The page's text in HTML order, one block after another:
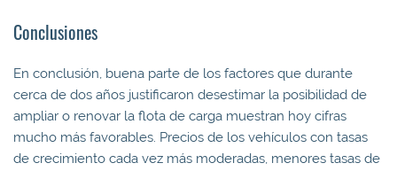
Conclusiones
En conclusión, buena parte de los factores que durante
cerca de dos años justificaron desestimar la posibilidad de
ampliar o renovar la flota de carga muestran hoy cifras
mucho más favorables. Precios de los vehículos con tasas
de crecimiento cada vez más moderadas, menores tasas de